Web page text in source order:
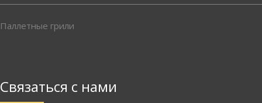
Паллетные грили
Связаться с нами